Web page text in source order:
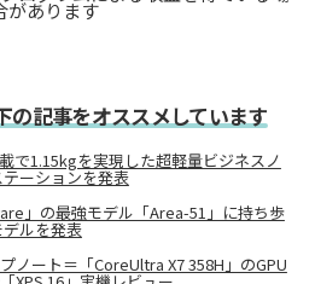
があります
の記事をオススメしています
で1.15kgを実現した超軽量ビジネスノ
ーションを発表
」の最強モデル「Area-51」に持ち歩
ルを発表
ノート＝「CoreUltra X7 358H」のGPU